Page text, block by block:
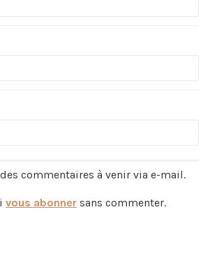
commentaires à venir via e-mail.
vous abonner sans commenter.